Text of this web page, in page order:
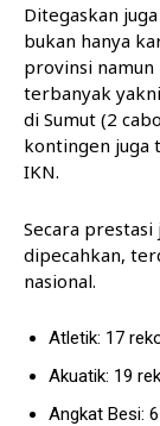
Ditegaskan
bukan hanya
provinsi
terbanyak
di Sumut (2
kontingen juga
IKN.
Secara
dipecahkan,
nasional.
Atletik: 17
Akuatik: 19
Angkat Besi: